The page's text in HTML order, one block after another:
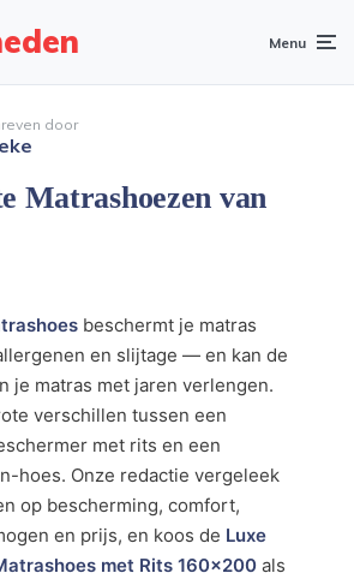
Menu
door
Matrashoezen van
beschermt je matras
en slijtage — en kan de
je matras met jaren verlengen.
verschillen tussen een
met rits en een
hoes. Onze redactie vergeleek
op bescherming, comfort,
en prijs, en koos de Luxe
met Rits 160×200 als